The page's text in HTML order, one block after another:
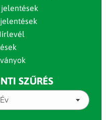
SZŰRÉS